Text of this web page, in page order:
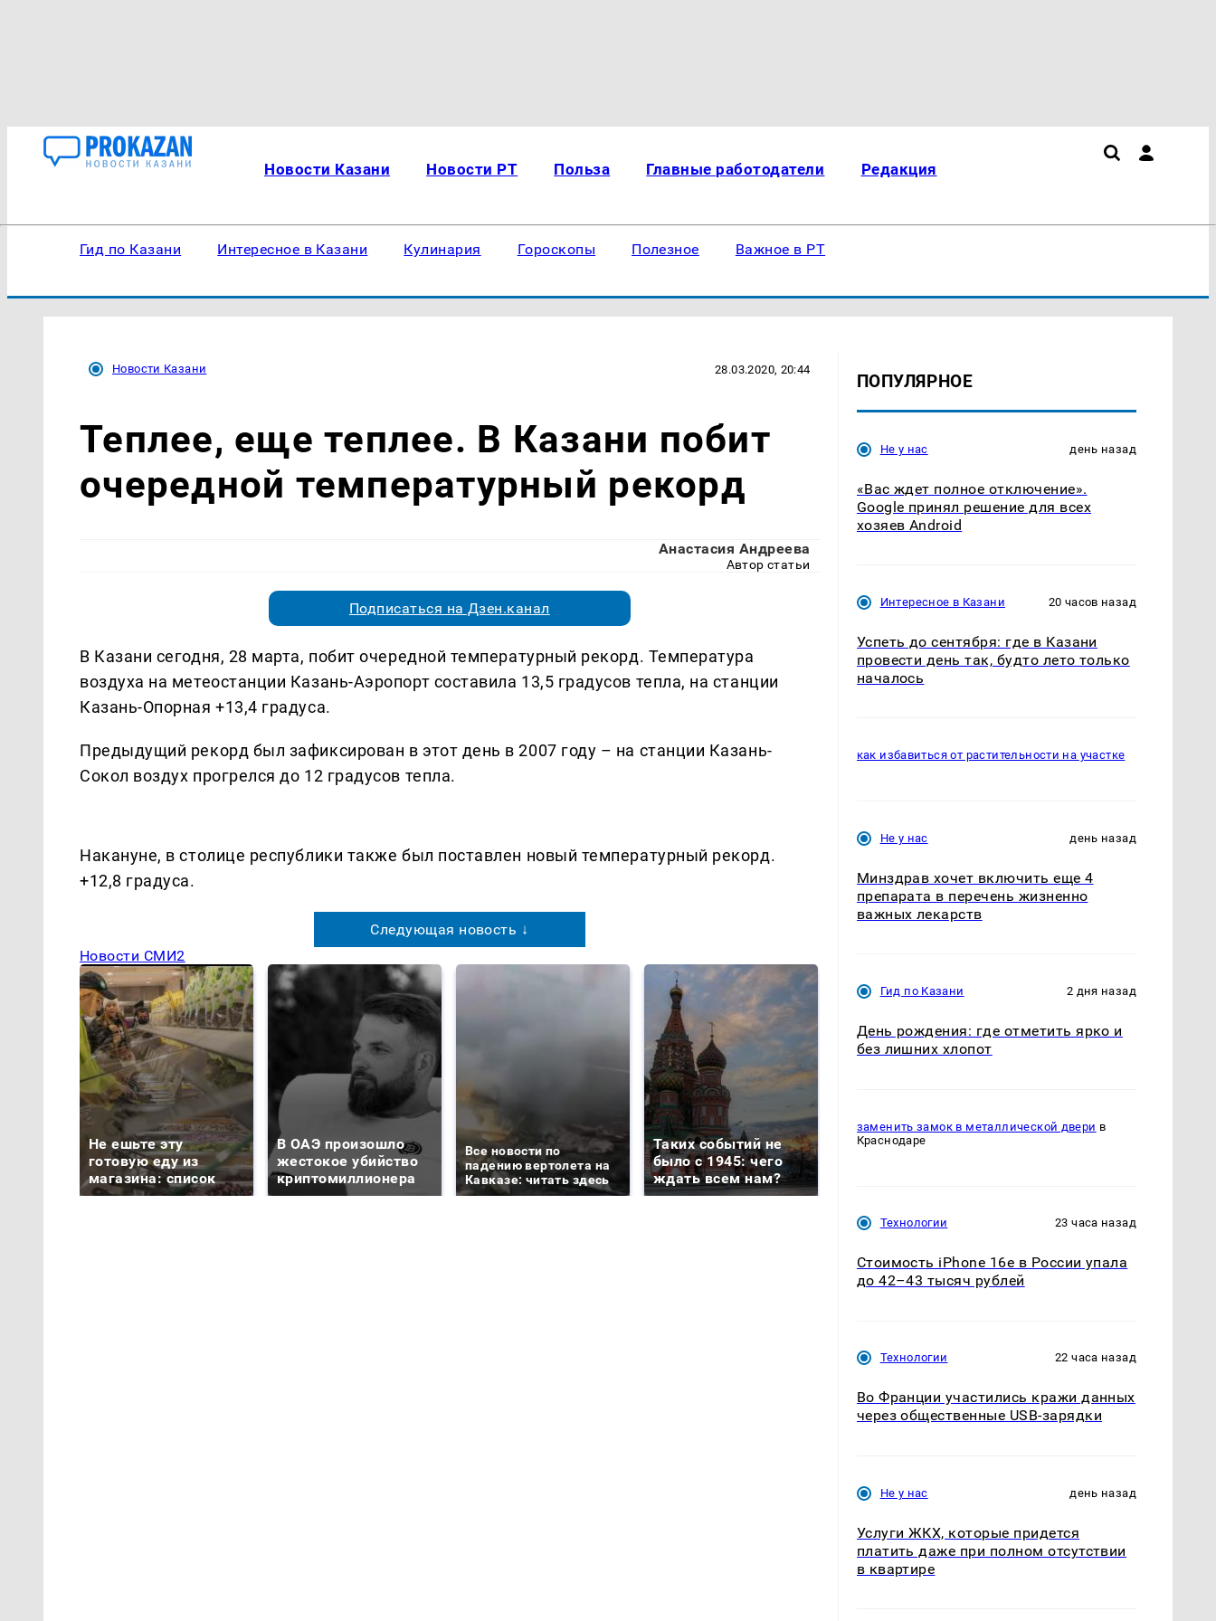
Новости Казани Новости РТ Польза Главные работодатели Редакция
Гид по Казани Интересное в Казани Кулинария Гороскопы Полезное Важное в РТ
Новости Казани 28.03.2020, 20:44
Теплее, еще теплее. В Казани побит
очередной температурный рекорд
Анастасия Андреева
Автор статьи
Подписаться на Дзен.канал
В Казани сегодня, 28 марта, побит очередной температурный рекорд. Температура
воздуха на метеостанции Казань-Аэропорт составила 13,5 градусов тепла, на станции
Казань-Опорная +13,4 градуса.
Предыдущий рекорд был зафиксирован в этот день в 2007 году – на станции Казань-
Сокол воздух прогрелся до 12 градусов тепла.
Накануне, в столице республики также был поставлен новый температурный рекорд.
+12,8 градуса.
Следующая новость ↓
Новости СМИ2
Не ешьте эту
готовую еду из
магазина: список
В ОАЭ произошло
жестокое убийство
криптомиллионера
Все новости по
падению вертолета на
Кавказе: читать здесь
Таких событий не
было с 1945: чего
ждать всем нам?
В магазинах России
СМИ: В Химках на
ПОПУЛЯРНОЕ
Не у нас день назад
«Вас ждет полное отключение».
Google принял решение для всех
хозяев Android
Интересное в Казани 20 часов назад
Успеть до сентября: где в Казани
провести день так, будто лето только
началось
как избавиться от растительности на участке
Не у нас день назад
Минздрав хочет включить еще 4
препарата в перечень жизненно
важных лекарств
Гид по Казани 2 дня назад
День рождения: где отметить ярко и
без лишних хлопот
заменить замок в металлической двери в
Краснодаре
Технологии 23 часа назад
Стоимость iPhone 16e в России упала
до 42–43 тысяч рублей
Технологии 22 часа назад
Во Франции участились кражи данных
через общественные USB-зарядки
Не у нас день назад
Услуги ЖКХ, которые придется
платить даже при полном отсутствии
в квартире